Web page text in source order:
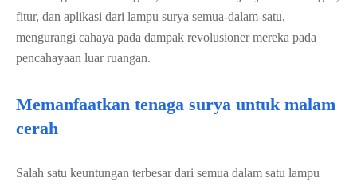
fitur, dan aplikasi dari lampu surya semua-dalam-satu,
mengurangi cahaya pada dampak revolusioner mereka pada
pencahayaan luar ruangan.
Memanfaatkan tenaga surya untuk malam
cerah
Salah satu keuntungan terbesar dari semua dalam satu lampu